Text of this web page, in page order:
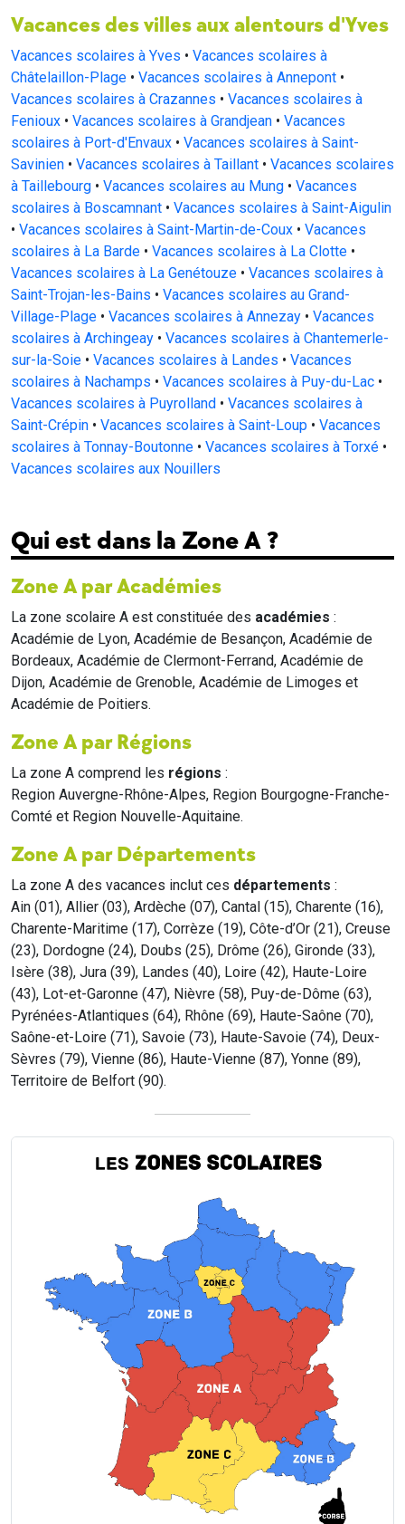
Vacances des villes aux alentours d'Yves
Vacances scolaires à Yves • Vacances scolaires à
Châtelaillon-Plage • Vacances scolaires à Annepont •
Vacances scolaires à Crazannes • Vacances scolaires à
Fenioux • Vacances scolaires à Grandjean • Vacances
scolaires à Port-d'Envaux • Vacances scolaires à Saint-
Savinien • Vacances scolaires à Taillant • Vacances scolaires
à Taillebourg • Vacances scolaires au Mung • Vacances
scolaires à Boscamnant • Vacances scolaires à Saint-Aigulin
• Vacances scolaires à Saint-Martin-de-Coux • Vacances
scolaires à La Barde • Vacances scolaires à La Clotte •
Vacances scolaires à La Genétouze • Vacances scolaires à
Saint-Trojan-les-Bains • Vacances scolaires au Grand-
Village-Plage • Vacances scolaires à Annezay • Vacances
scolaires à Archingeay • Vacances scolaires à Chantemerle-
sur-la-Soie • Vacances scolaires à Landes • Vacances
scolaires à Nachamps • Vacances scolaires à Puy-du-Lac •
Vacances scolaires à Puyrolland • Vacances scolaires à
Saint-Crépin • Vacances scolaires à Saint-Loup • Vacances
scolaires à Tonnay-Boutonne • Vacances scolaires à Torxé •
Vacances scolaires aux Nouillers
Qui est dans la Zone A ?
Zone A par Académies
La zone scolaire A est constituée des académies :
Académie de Lyon, Académie de Besançon, Académie de
Bordeaux, Académie de Clermont-Ferrand, Académie de
Dijon, Académie de Grenoble, Académie de Limoges et
Académie de Poitiers.
Zone A par Régions
La zone A comprend les régions :
Region Auvergne-Rhône-Alpes, Region Bourgogne-Franche-
Comté et Region Nouvelle-Aquitaine.
Zone A par Départements
La zone A des vacances inclut ces départements :
Ain (01), Allier (03), Ardèche (07), Cantal (15), Charente (16),
Charente-Maritime (17), Corrèze (19), Côte-d’Or (21), Creuse
(23), Dordogne (24), Doubs (25), Drôme (26), Gironde (33),
Isère (38), Jura (39), Landes (40), Loire (42), Haute-Loire
(43), Lot-et-Garonne (47), Nièvre (58), Puy-de-Dôme (63),
Pyrénées-Atlantiques (64), Rhône (69), Haute-Saône (70),
Saône-et-Loire (71), Savoie (73), Haute-Savoie (74), Deux-
Sèvres (79), Vienne (86), Haute-Vienne (87), Yonne (89),
Territoire de Belfort (90).